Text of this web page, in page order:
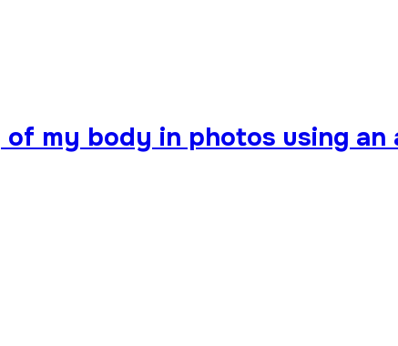
my body in photos using an